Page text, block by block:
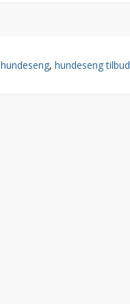
hundeseng, hundeseng tilbud